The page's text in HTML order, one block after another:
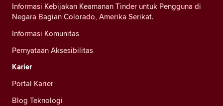
Informasi Kebijakan Keamanan Tinder untuk Pengguna di
Negara Bagian Colorado, Amerika Serikat.
Informasi Komunitas
Pernyataan Aksesibilitas
Karier
Portal Karier
Blog Teknologi